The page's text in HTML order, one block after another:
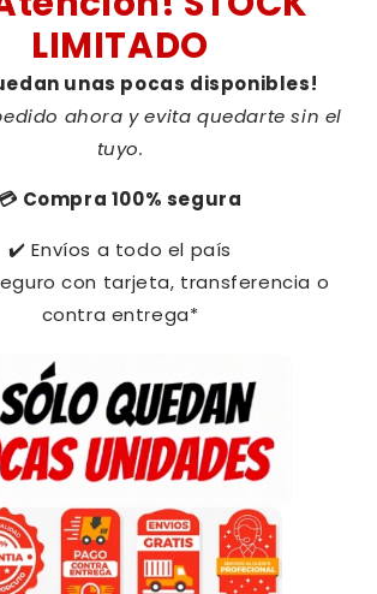
LIMITADO
unas pocas disponibles!
ahora y evita quedarte sin el
tuyo.
💳 Compra 100% segura
✔️ Envíos a todo el país
con tarjeta, transferencia o
contra entrega*